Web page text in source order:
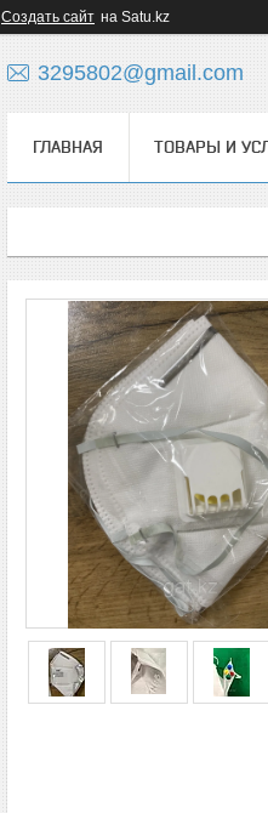
Создать сайт на Satu.kz
3295802@gmail.com
ГЛАВНАЯ ТОВАРЫ И